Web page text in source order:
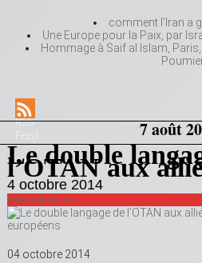
comment l’Iran a
Une Europe pour la Paix, par
Hommage à Saif al Islam,
RSS
Feed
7 août
Le double
l’OTAN aux
4 octobre 2014
Géopolitique
04 octobre 2014